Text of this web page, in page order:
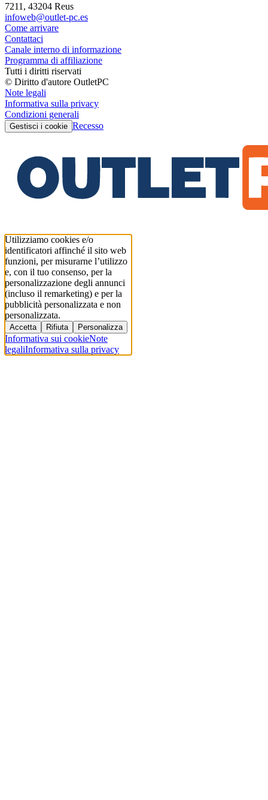
7211, 43204 Reus
infoweb@outlet-pc.es
Come arrivare
Contattaci
Canale interno di informazione
Programma di affiliazione
Tutti i diritti riservati
© Diritto d'autore OutletPC
Note legali
Informativa sulla privacy
Condizioni generali
Gestisci i cookie Recesso
Utilizziamo cookies e/o
identificatori affinché il sito web
funzioni, per misurarne l’utilizzo
e, con il tuo consenso, per la
personalizzazione degli annunci
(incluso il remarketing) e per la
pubblicità personalizzata e non
personalizzata.
Accetta Rifiuta Personalizza
Informativa sui cookieNote
legaliInformativa sulla privacy